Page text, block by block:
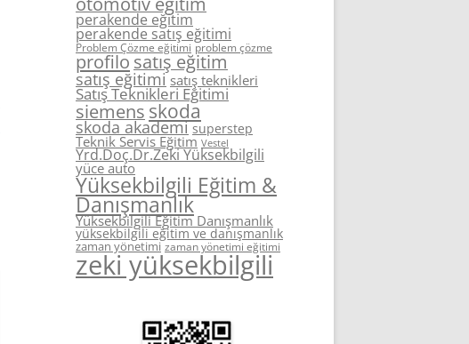
perakende eğitim
perakende satış eğitimi
Problem Çözme eğitimi problem çözme
profilo satış eğitim
satış eğitimi satış teknikleri
Satış Teknikleri Eğitimi
siemens skoda
skoda akademi superstep
Teknik Servis Eğitim Vestel
Yrd.Doç.Dr.Zeki Yüksekbilgili
yüce auto
Yüksekbilgili Eğitim &
Danışmanlık
Yüksekbilgili Eğitim Danışmanlık
yüksekbilgili eğitim ve danışmanlık
zaman yönetimi zaman yönetimi eğitimi
zeki yüksekbilgili